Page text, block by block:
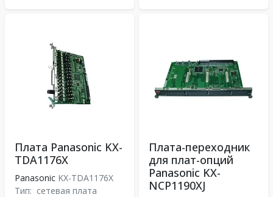
Плата Panasonic KX-
TDA1176X
Panasonic KX-TDA1176X
Тип: сетевая плата
Плата-переходник
для плат-опций
Panasonic KX-
NCP1190XJ